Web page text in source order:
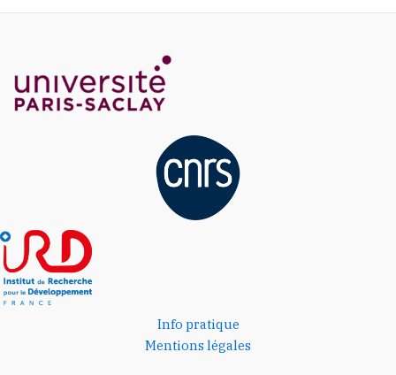
Info pratique
Mentions légales